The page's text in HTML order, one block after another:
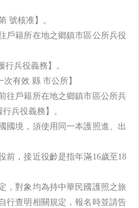
號核准】。
戶籍所在地之鄉鎮市區公所兵役
兵役義務】。
有效 縣 市公所】
往戶籍所在地之鄉鎮市區公所兵
兵役義務】。
境，須使用同一本護照進、出
前，接近役齡是指年滿16歲至18
，對象均為持中華民國護照之旅
行查明相關規定，報名時並請告